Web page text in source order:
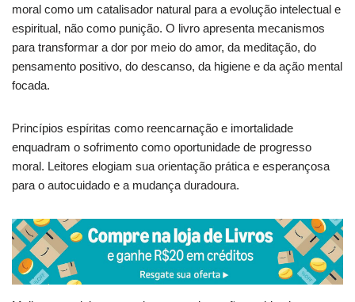
moral como um catalisador natural para a evolução intelectual e
espiritual, não como punição. O livro apresenta mecanismos
para transformar a dor por meio do amor, da meditação, do
pensamento positivo, do descanso, da higiene e da ação mental
focada.
Princípios espíritas como reencarnação e imortalidade
enquadram o sofrimento como oportunidade de progresso
moral. Leitores elogiam sua orientação prática e esperançosa
para o autocuidado e a mudança duradoura.